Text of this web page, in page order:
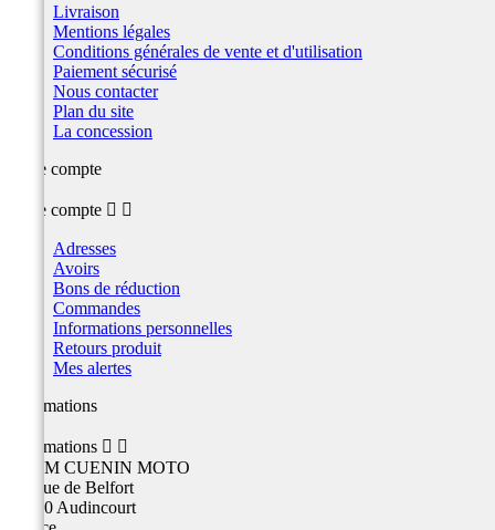
Livraison
Mentions légales
Conditions générales de vente et d'utilisation
Paiement sécurisé
Nous contacter
Plan du site
La concession
Votre compte
Votre compte  
Adresses
Avoirs
Bons de réduction
Commandes
Informations personnelles
Retours produit
Mes alertes
Informations
Informations  
TEAM CUENIN MOTO
26 Rue de Belfort
25400 Audincourt